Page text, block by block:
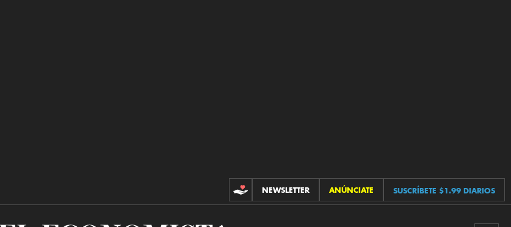
CONTRIBUCIONES
NEWSLETTER ANÚNCIATE SUSCRÍBETE $1.99 DIARIOS